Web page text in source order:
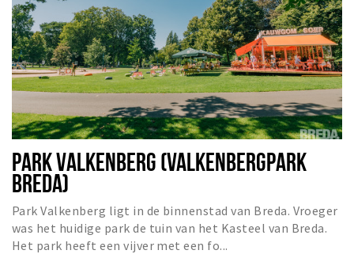
PARK VALKENBERG (VALKENBERGPARK
BREDA)
Park Valkenberg ligt in de binnenstad van Breda. Vroeger
was het huidige park de tuin van het Kasteel van Breda.
Het park heeft een vijver met een fo...